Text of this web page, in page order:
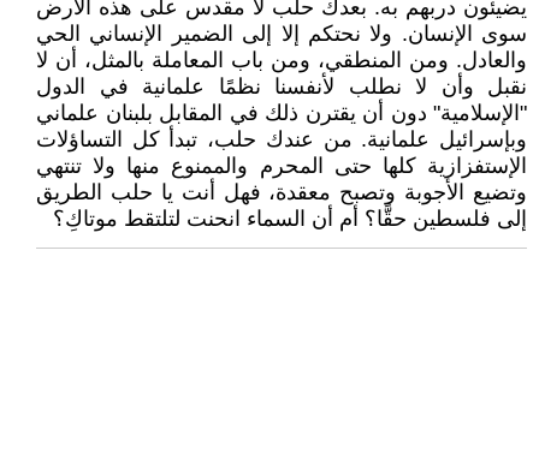
يضيئون دربهم به. بعدك حلب لا مقدس على هذه الأرض
سوى الإنسان. ولا نحتكم إلا إلى الضمير الإنساني الحي
والعادل. ومن المنطقي، ومن باب المعاملة بالمثل، أن لا
نقبل وأن لا نطلب لأنفسنا نظمًا علمانية في الدول
"الإسلامية" دون أن يقترن ذلك في المقابل بلبنان علماني
وبإسرائيل علمانية. من عندك حلب، تبدأ كل التساؤلات
الإستفزازية كلها حتى المحرم والممنوع منها ولا تنتهي
وتضيع الأجوبة وتصبح معقدة، فهل أنت يا حلب الطريق
إلى فلسطين حقًّا؟ أم أن السماء انحنت لتلتقط موتاكِ؟